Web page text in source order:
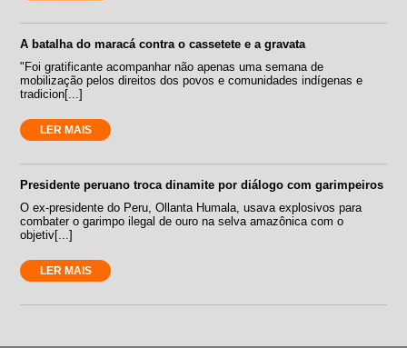
A batalha do maracá contra o cassetete e a gravata
"Foi gratificante acompanhar não apenas uma semana de
mobilização pelos direitos dos povos e comunidades indígenas e
tradicion[...]
LER MAIS
Presidente peruano troca dinamite por diálogo com garimpeiros
O ex-presidente do Peru, Ollanta Humala, usava explosivos para
combater o garimpo ilegal de ouro na selva amazônica com o
objetiv[...]
LER MAIS